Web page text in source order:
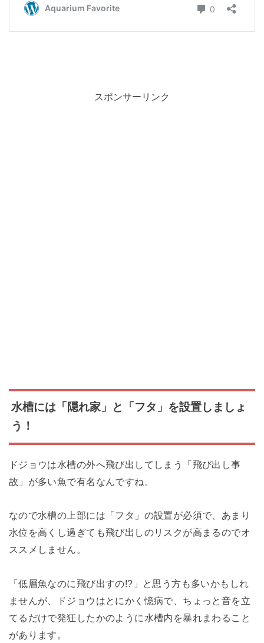
スポンサーリンク
水槽には「隠れ家」と「フタ」を設置しましょ
う！
ドジョウは水槽の外へ飛び出してしまう「飛び出し事
故」が多い魚で有名なんですね。
なので水槽の上部には「フタ」の設置が必須で、あまり
水位を高くし過ぎても飛び出しのリスクが高まるのでオ
ススメしません。
「低層魚なのに飛び出すの!?」と思う方も多いかもしれ
ませんが、ドジョウはとにかく憶病で、ちょっと音を立
てるだけで発狂したかのように水槽内を暴れまわること
があります。